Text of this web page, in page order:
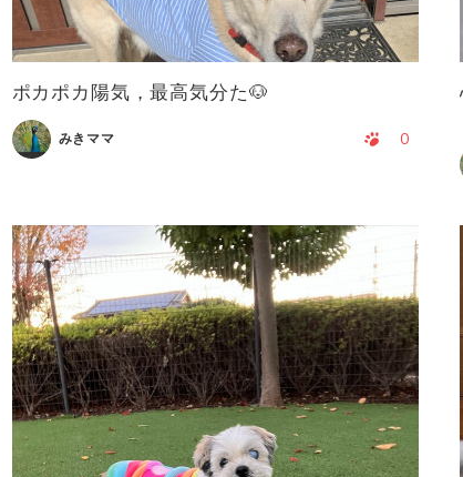
ポカポカ陽気，最高気分た🐶
みきママ 0